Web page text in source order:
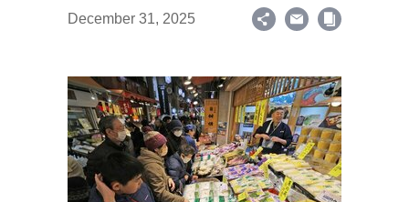
December 31, 2025